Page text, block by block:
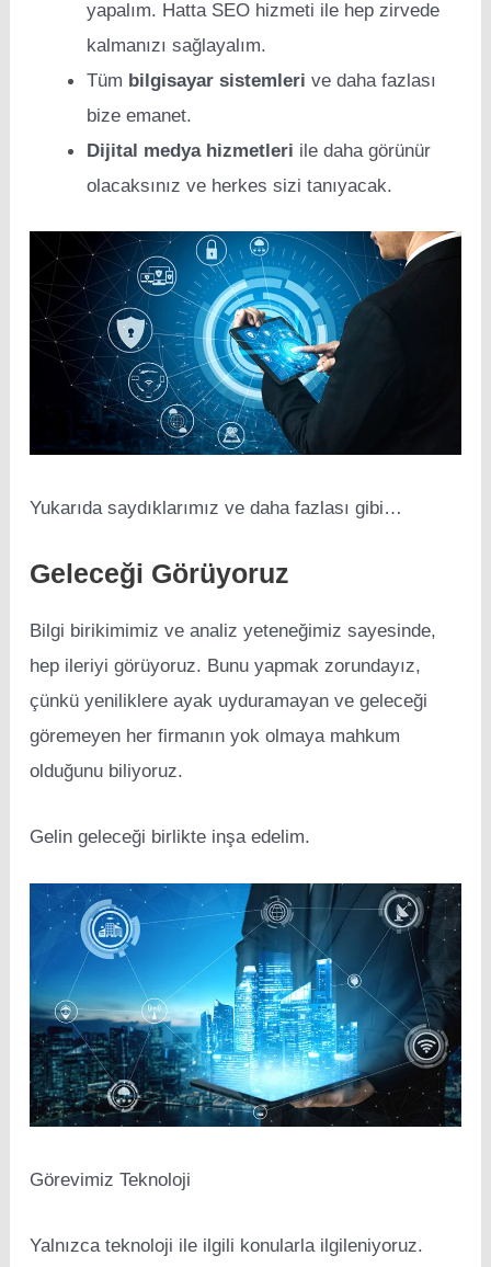
yapalım. Hatta SEO hizmeti ile hep zirvede
kalmanızı sağlayalım.
Tüm bilgisayar sistemleri ve daha fazlası
bize emanet.
Dijital medya hizmetleri ile daha görünür
olacaksınız ve herkes sizi tanıyacak.
Yukarıda saydıklarımız ve daha fazlası gibi…
Geleceği Görüyoruz
Bilgi birikimimiz ve analiz yeteneğimiz sayesinde,
hep ileriyi görüyoruz. Bunu yapmak zorundayız,
çünkü yeniliklere ayak uyduramayan ve geleceği
göremeyen her firmanın yok olmaya mahkum
olduğunu biliyoruz.
Gelin geleceği birlikte inşa edelim.
Görevimiz Teknoloji
Yalnızca teknoloji ile ilgili konularla ilgileniyoruz.